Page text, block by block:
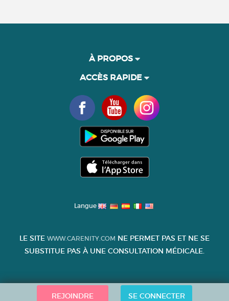
REJOINDRE SE CONNECTER
À PROPOS
ACCÈS RAPIDE
Langue
LE SITE WWW.CARENITY.COM NE PERMET PAS ET NE SE
SUBSTITUE PAS À UNE CONSULTATION MÉDICALE.